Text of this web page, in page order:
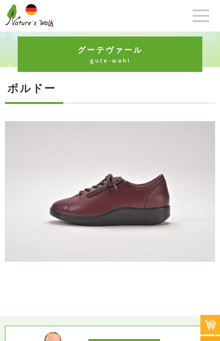
グーテヴァール
gute-wahl
ボルドー